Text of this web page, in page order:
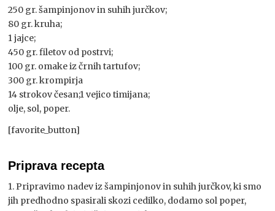
250 gr. šampinjonov in suhih jurčkov;
80 gr. kruha;
1 jajce;
450 gr. filetov od postrvi;
100 gr. omake iz črnih tartufov;
300 gr. krompirja
14 strokov česan;1 vejico timijana;
olje, sol, poper.
[favorite_button]
Priprava recepta
1. Pripravimo nadev iz šampinjonov in suhih jurčkov, ki smo
jih predhodno spasirali skozi cedilko, dodamo sol poper,